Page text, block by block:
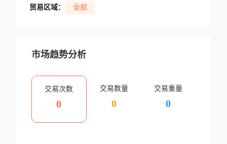
贸易区域： 全部
市场趋势分析
交易次数
0
交易数量
0
交易重量
0